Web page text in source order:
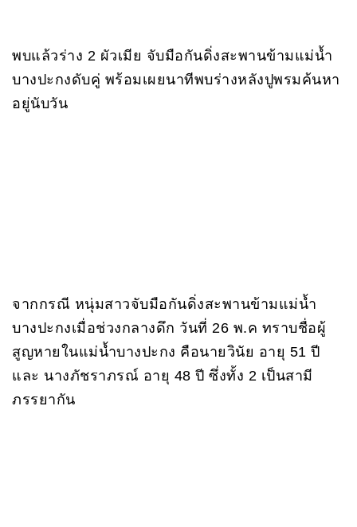
พบแล้วร่าง 2 ผัวเมีย จับมือกันดิ่งสะพานข้ามแม่น้ำ
บางปะกงดับคู่ พร้อมเผยนาทีพบร่างหลังปูพรมค้นหา
อยู่นับวัน
จากกรณี หนุ่มสาวจับมือกันดิ่งสะพานข้ามแม่น้ำ
บางปะกงเมื่อช่วงกลางดึก วันที่ 26 พ.ค ทราบชื่อผู้
สูญหายในแม่น้ำบางปะกง คือนายวินัย อายุ 51 ปี
และ นางภัชราภรณ์ อายุ 48 ปี ซึ่งทั้ง 2 เป็นสามี
ภรรยากัน